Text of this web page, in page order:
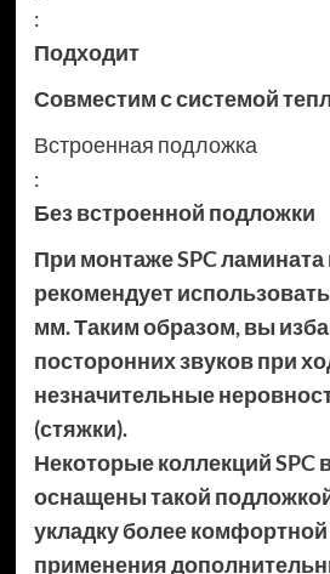
:
Подходит
Совместим с системой
Встроенная подложка
:
Без встроенной подложки
При монтаже SPC
рекомендует
мм. Таким образом, вы
посторонних звуков при
незначительные
(стяжки).
Некоторые коллекций SPC
оснащены такой
укладку более
применения